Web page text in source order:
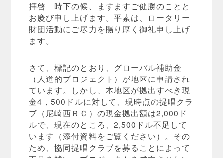
拝啓 時下の候、ますますご健勝のことと
お慶び申し上げます。平素は、ロータリー
財団活動にご尽力を賜り厚く御礼申し上げ
ます。
さて、標記のとおり、グローバル補助金
（人道的プロジェクト）が地区に申請され
ています。しかし、本地区が拠出すべき現
金4，500ドルに対して、現時点の提唱クラ
ブ（尼崎西ＲＣ）の現金拠出額は2,000ド
ルで、現在のところ、2,500ドル不足して
います（添付資料をご覧ください）。その
ため、協同提唱クラブを募ることによって